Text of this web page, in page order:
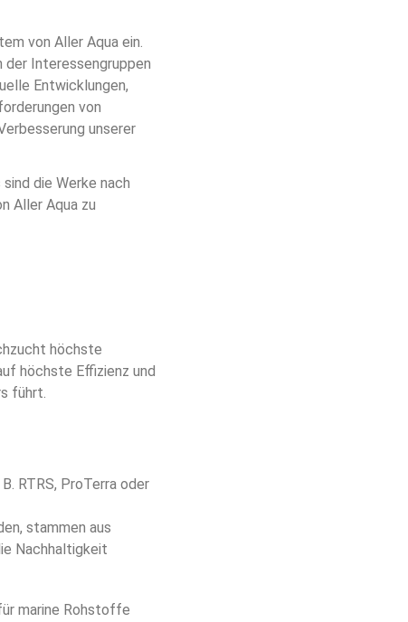
von Aller Aqua ein.
der Interessengruppen
Entwicklungen,
von
unserer
die Werke nach
Aller Aqua zu
höchste
höchste Effizienz und
führt.
RTRS, ProTerra oder
stammen aus
Nachhaltigkeit
marine Rohstoffe